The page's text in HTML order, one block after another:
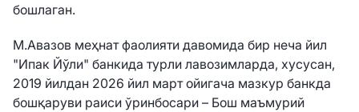
бошлаган.
М.Авазов меҳнат фаолияти давомида бир неча йил
"Ипак Йўли" банкида турли лавозимларда, хусусан,
2019 йилдан 2026 йил март ойигача мазкур банкда
бошқаруви раиси ўринбосари – Бош маъмурий